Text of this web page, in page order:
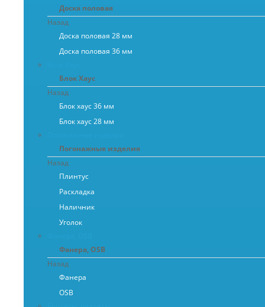
Доска половая
Назад
Доска половая 28 мм
Доска половая 36 мм
Блок Хаус
Назад
Блок хаус 36 мм
Блок хаус 28 мм
Погонажные изделия
Назад
Плинтус
Раскладка
Наличник
Уголок
Фанера, OSB
Назад
Фанера
OSB